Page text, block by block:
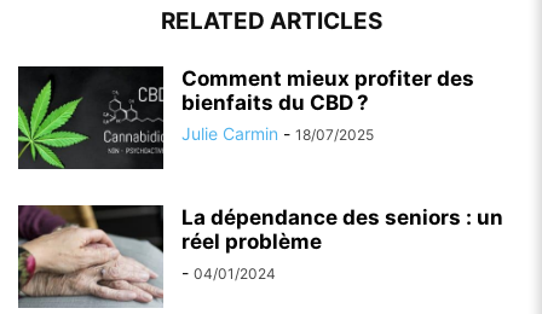
RELATED ARTICLES
Comment mieux profiter des
bienfaits du CBD ?
Julie Carmin - 18/07/2025
La dépendance des seniors : un
réel problème
- 04/01/2024